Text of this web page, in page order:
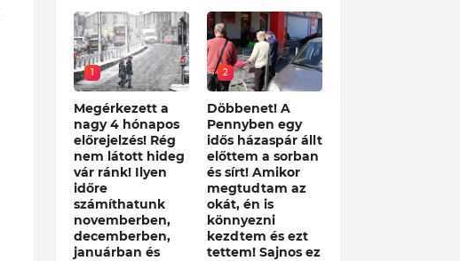
1
Megérkezett a
nagy 4 hónapos
előrejelzés! Rég
nem látott hideg
vár ránk! Ilyen
időre
számíthatunk
novemberben,
decemberben,
januárban és
2
Döbbenet! A
Pennyben egy
idős házaspár állt
előttem a sorban
és sírt! Amikor
megtudtam az
okát, én is
könnyezni
kezdtem és ezt
tettem! Sajnos ez